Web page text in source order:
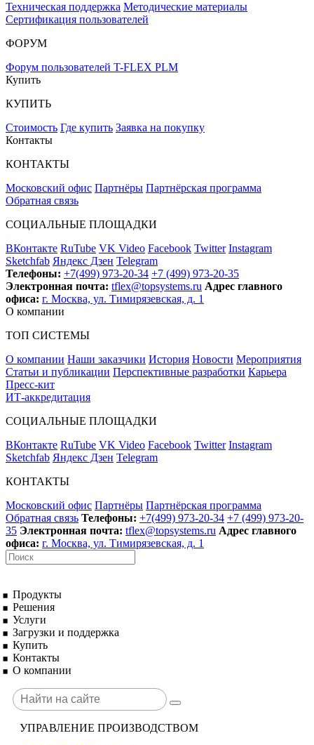
Техническая поддержка Методические материалы
Сертификация пользователей
ФОРУМ
Форум пользователей T-FLEX PLM
Купить
КУПИТЬ
Стоимость Где купить Заявка на покупку
Контакты
КОНТАКТЫ
Московский офис Партнёры Партнёрская программа
Обратная связь
СОЦИАЛЬНЫЕ ПЛОЩАДКИ
ВКонтакте RuTube VK Video Facebook Twitter Instagram
Sketchfab Яндекс Дзен Telegram
Телефоны: +7(499) 973-20-34 +7 (499) 973-20-35
Электронная почта: tflex@topsystems.ru Адрес главного
офиса: г. Москва, ул. Тимирязевская, д. 1
О компании
ТОП СИСТЕМЫ
О компании Наши заказчики История Новости Мероприятия
Статьи и публикации Перспективные разработки Карьера
Пресс-кит
ИТ-аккредитация
СОЦИАЛЬНЫЕ ПЛОЩАДКИ
ВКонтакте RuTube VK Video Facebook Twitter Instagram
Sketchfab Яндекс Дзен Telegram
КОНТАКТЫ
Московский офис Партнёры Партнёрская программа
Обратная связь Телефоны: +7(499) 973-20-34 +7 (499) 973-20-
35 Электронная почта: tflex@topsystems.ru Адрес главного
офиса: г. Москва, ул. Тимирязевская, д. 1
Продукты
Решения
Услуги
Загрузки и поддержка
Купить
Контакты
О компании
УПРАВЛЕНИЕ ПРОИЗВОДСТВОМ